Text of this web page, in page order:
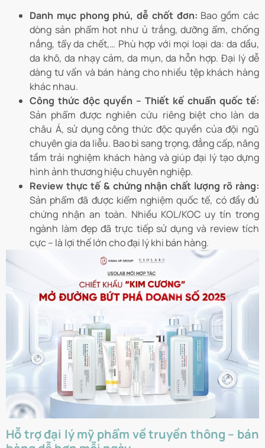
Danh mục phong phú, dễ chốt đơn: Bao gồm các
dòng sản phẩm hot như ủ trắng, dưỡng ẩm, chống
nắng, tẩy da chết,… Phù hợp với mọi loại da: da dầu,
da khô, da nhạy cảm, da mụn, da hỗn hợp. Đại lý dễ
dàng tư vấn và bán hàng cho nhiều tệp khách hàng
khác nhau.
Công thức độc quyền – Thiết kế chuẩn quốc tế:
Sản phẩm được nghiên cứu riêng biệt cho làn da
châu Á, sử dụng công thức độc quyền của đội ngũ
chuyên gia da liễu. Bao bì sang trọng, đẳng cấp, nâng
tầm trải nghiệm khách hàng và giúp đại lý tạo dựng
hình ảnh thương hiệu chuyên nghiệp.
Review thực tế & chứng nhận chất lượng rõ ràng:
Sản phẩm đã được kiểm nghiệm quốc tế, có đầy đủ
chứng nhận an toàn. Nhiều KOL/KOC uy tín trong
ngành làm đẹp đã trực tiếp sử dụng và review tích
cực – là lợi thế lớn cho đại lý khi bán hàng.
Hỗ trợ đại lý mỹ phẩm về truyền thông – bán